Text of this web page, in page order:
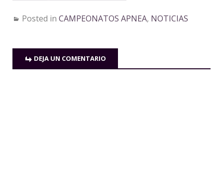
Posted in CAMPEONATOS APNEA, NOTICIAS
DEJA UN COMENTARIO